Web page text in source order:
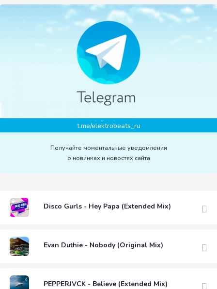
t.me/elektrobeats_ru
Получайте моментальные уведомления
о новинках и новостях сайта
Disco Gurls - Hey Papa (Extended Mix)
Evan Duthie - Nobody (Original Mix)
PEPPERJVCK - Believe (Extended Mix)